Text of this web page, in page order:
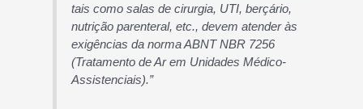
tais como salas de cirurgia, UTI, berçário,
nutrição parenteral, etc., devem atender às
exigências da norma ABNT NBR 7256
(Tratamento de Ar em Unidades Médico-
Assistenciais).”